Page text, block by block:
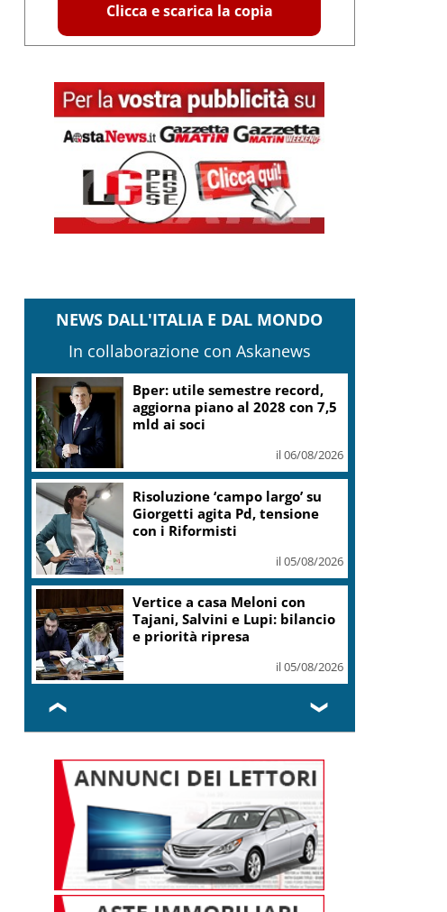
Clicca e scarica la copia
NEWS DALL'ITALIA E DAL MONDO
In collaborazione con Askanews
Bper: utile semestre record,
aggiorna piano al 2028 con 7,5
mld ai soci
il 06/08/2026
Risoluzione ‘campo largo’ su
Giorgetti agita Pd, tensione
con i Riformisti
il 05/08/2026
Vertice a casa Meloni con
Tajani, Salvini e Lupi: bilancio
e priorità ripresa
il 05/08/2026
❮ ❯